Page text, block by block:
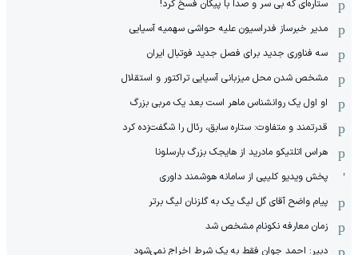
ستاره‌ای که بی سر و صدا با پیکان فسخ کرد!
مدیر خبرساز فدراسیون علیه حواشی سهمیه آسیایی
سه فناوری جدید برای فصل جدید فوتبال ایران
مشخص شدن محل میزبانی آسیایی تراکتور و استقلال
او اول یک روانشناس ماهر است بعد یک مربی بزرگ
قدرتمند و متفاوت: ستاره سابق، رئال را شگفت‌زده کرد
هراس اتلتیکو مادرید از هایجک بزرگ بارسلونا
پخش ویدیو کلیپی از سامانه هوشمند داوری
پیام واضح آقای گل لیگ یک به گلزنان لیگ برتر
زمان معارفه نکونام مشخص شد
دبیر: احمد جوان فقط به یک شرط اخراج نمی‌شود